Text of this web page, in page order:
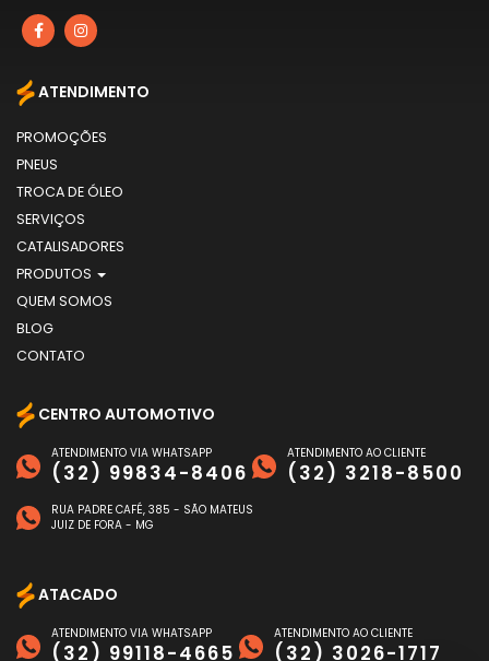
ATENDIMENTO
PROMOÇÕES
PNEUS
TROCA DE ÓLEO
SERVIÇOS
CATALISADORES
PRODUTOS
QUEM SOMOS
BLOG
CONTATO
CENTRO AUTOMOTIVO
ATENDIMENTO VIA WHATSAPP
(32) 99834-8406
ATENDIMENTO AO CLIENTE
(32) 3218-8500
RUA PADRE CAFÉ, 385 - SÃO MATEUS
JUIZ DE FORA - MG
ATACADO
ATENDIMENTO VIA WHATSAPP
(32) 99118-4665
ATENDIMENTO AO CLIENTE
(32) 3026-1717